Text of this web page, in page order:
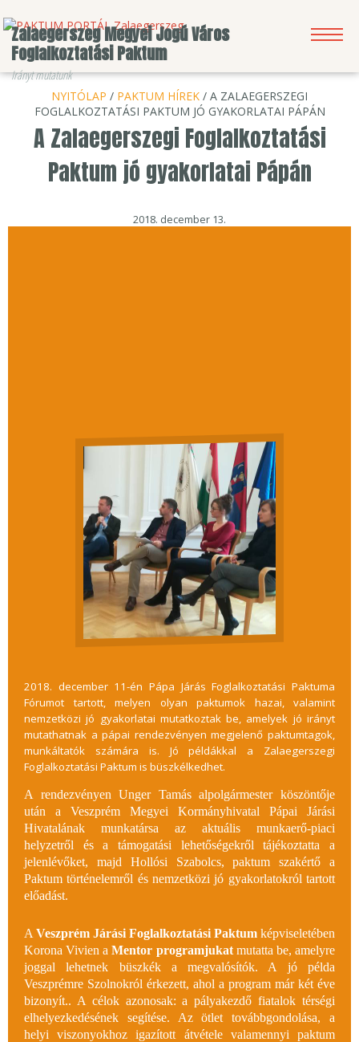
Zalaegerszeg Megyei Jogú Város
Foglalkoztatási Paktum
Irányt mutatunk
KERESÉS
HÍRLEVÉL BEJELENTKEZÉS
NYITÓLAP / PAKTUM HÍREK / A ZALAEGERSZEGI
FOGLALKOZTATÁSI PAKTUM JÓ GYAKORLATAI PÁPÁN
A Zalaegerszegi Foglalkoztatási
Paktum jó gyakorlatai Pápán
2018. december 13.
2018. december 11-én Pápa Járás Foglalkoztatási Paktuma
Fórumot tartott, melyen olyan paktumok hazai, valamint
nemzetközi jó gyakorlatai mutatkoztak be, amelyek jó irányt
mutathatnak a pápai rendezvényen megjelenő paktumtagok,
munkáltatók számára is. Jó példákkal a Zalaegerszegi
Foglalkoztatási Paktum is büszkélkedhet.
A rendezvényen Unger Tamás alpolgármester köszöntője
után a Veszprém Megyei Kormányhivatal Pápai Járási
Hivatalának munkatársa az aktuális munkaerő-piaci
helyzetről és a támogatási lehetőségekről tájékoztatta a
jelenlévőket, majd Hollósi Szabolcs, paktum szakértő
a
Paktum történelemről és nemzetközi jó gyakorlatokról tartott
előadást.
A Veszprém Járási Foglalkoztatási Paktum képviseletében
Korona Vivien aMentor programjukatmutatta be, amelyre
joggal lehetnek büszkék a megvalósítók. A jó példa
Veszprémre Szolnokról érkezett, ahol a program már két éve
bizonyít.. A célok azonosak: a pályakezdő fiatalok térségi
elhelyezkedésének segítése. Az ötlet továbbgondolása, a
helyi viszonyokhoz igazított átvétele valamennyi paktum